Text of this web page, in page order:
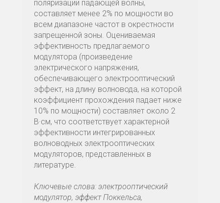
поляризации падающей волны,
составляет менее 2% по мощности во
всем диапазоне частот в окрестности
запрещенной зоны. Оцениваемая
эффективность предлагаемого
модулятора (произведение
электрического напряжения,
обеспечивающего электрооптический
эффект, на длину волновода, на которой
коэффициент прохождения падает ниже
10% по мощности) составляет около 2
В·см, что соответствует характерной
эффективности интегрированных
волноводных электрооптических
модуляторов, представленных в
литературе.
Ключевые слова: электрооптический
модулятор, эффект Поккельса,